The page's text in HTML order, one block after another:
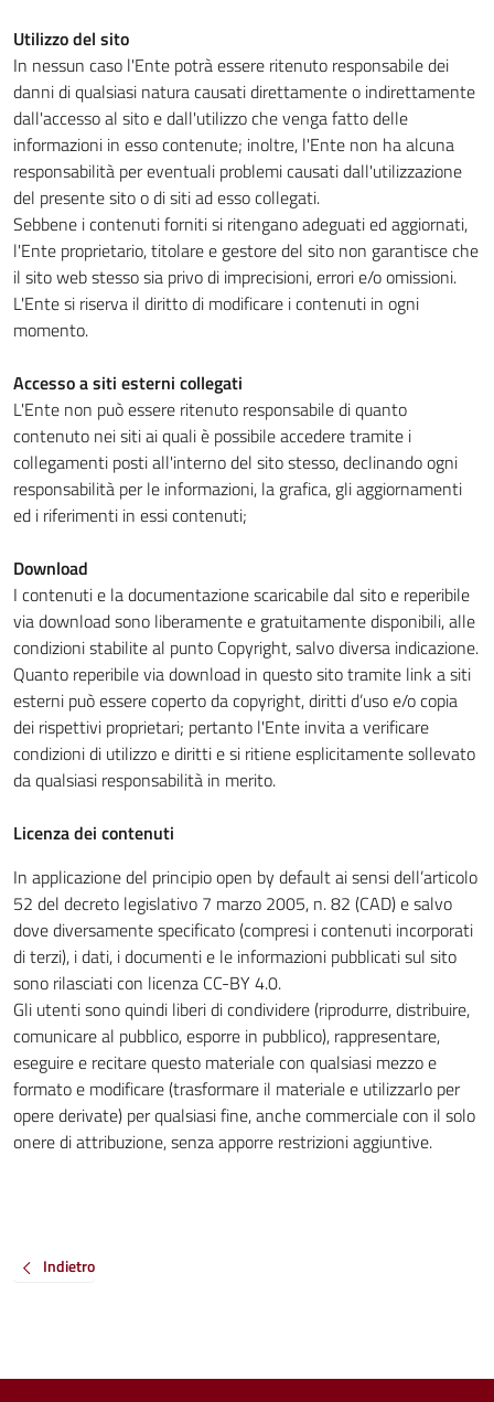
Utilizzo del sito
In nessun caso l'Ente potrà essere ritenuto responsabile dei
danni di qualsiasi natura causati direttamente o indirettamente
dall'accesso al sito e dall'utilizzo che venga fatto delle
informazioni in esso contenute; inoltre, l'Ente non ha alcuna
responsabilità per eventuali problemi causati dall'utilizzazione
del presente sito o di siti ad esso collegati.
Sebbene i contenuti forniti si ritengano adeguati ed aggiornati,
l'Ente proprietario, titolare e gestore del sito non garantisce che
il sito web stesso sia privo di imprecisioni, errori e/o omissioni.
L'Ente si riserva il diritto di modificare i contenuti in ogni
momento.
Accesso a siti esterni collegati
L'Ente non può essere ritenuto responsabile di quanto
contenuto nei siti ai quali è possibile accedere tramite i
collegamenti posti all'interno del sito stesso, declinando ogni
responsabilità per le informazioni, la grafica, gli aggiornamenti
ed i riferimenti in essi contenuti;
Download
I contenuti e la documentazione scaricabile dal sito e reperibile
via download sono liberamente e gratuitamente disponibili, alle
condizioni stabilite al punto Copyright, salvo diversa indicazione.
Quanto reperibile via download in questo sito tramite link a siti
esterni può essere coperto da copyright, diritti d’uso e/o copia
dei rispettivi proprietari; pertanto l'Ente invita a verificare
condizioni di utilizzo e diritti e si ritiene esplicitamente sollevato
da qualsiasi responsabilità in merito.
Licenza dei contenuti
In applicazione del principio open by default ai sensi dell’articolo
52 del decreto legislativo 7 marzo 2005, n. 82 (CAD) e salvo
dove diversamente specificato (compresi i contenuti incorporati
di terzi), i dati, i documenti e le informazioni pubblicati sul sito
sono rilasciati con licenza CC-BY 4.0.
Gli utenti sono quindi liberi di condividere (riprodurre, distribuire,
comunicare al pubblico, esporre in pubblico), rappresentare,
eseguire e recitare questo materiale con qualsiasi mezzo e
formato e modificare (trasformare il materiale e utilizzarlo per
opere derivate) per qualsiasi fine, anche commerciale con il solo
onere di attribuzione, senza apporre restrizioni aggiuntive.
Indietro